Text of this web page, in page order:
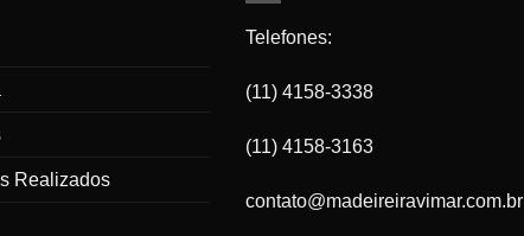
Realizados
Telefones:
(11) 4158-3338
(11) 4158-3163
contato@madeireiravimar.com.br